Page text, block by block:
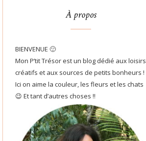
À propos
BIENVENUE 🙂
Mon P’tit Trésor est un blog dédié aux loisirs
créatifs et aux sources de petits bonheurs !
Ici on aime la couleur, les fleurs et les chats
😉 Et tant d’autres choses !!